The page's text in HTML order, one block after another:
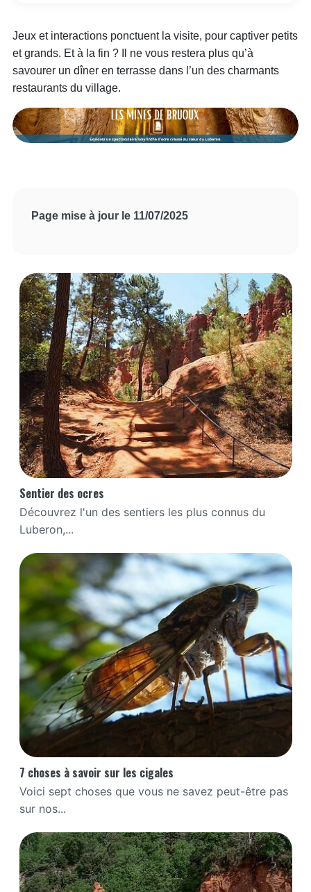
Jeux et interactions ponctuent la visite, pour captiver petits
et grands. Et à la fin ? Il ne vous restera plus qu’à
savourer un dîner en terrasse dans l’un des charmants
restaurants du village.
Page mise à jour le 11/07/2025
Sentier des ocres
Découvrez l'un des sentiers les plus connus du
Luberon,...
7 choses à savoir sur les cigales
Voici sept choses que vous ne savez peut-être pas
sur nos...